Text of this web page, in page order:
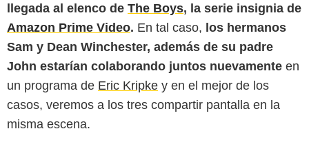
llegada al elenco de The Boys, la serie insignia de
Amazon Prime Video. En tal caso, los hermanos
Sam y Dean Winchester, además de su padre
John estarían colaborando juntos nuevamente en
un programa de Eric Kripke y en el mejor de los
casos, veremos a los tres compartir pantalla en la
misma escena.